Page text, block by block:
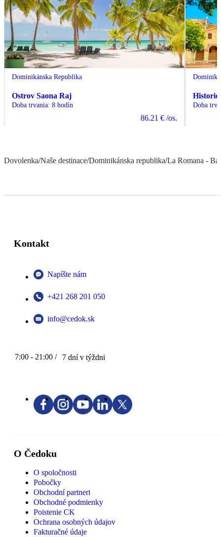
Dominikánska Republika
Ostrov Saona Raj
Doba trvania: 8 hodín
86.21 € /os.
Doba
Dovolenka/Naše destinace/Dominikánska republika/La Romana -
Kontakt
Napíšte nám
+421 268 201 050
info@cedok.sk
7:00 - 21:00 / 7 dní v týždni
O Čedoku
O spoločnosti
Pobočky
Obchodní partneri
Obchodné podmienky
Poistenie CK
Ochrana osobných údajov
Fakturačné údaje